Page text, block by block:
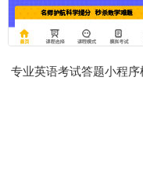
专业英语考试答题小程序